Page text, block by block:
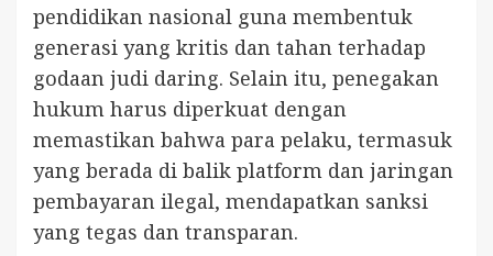
pendidikan nasional guna membentuk
generasi yang kritis dan tahan terhadap
godaan judi daring. Selain itu, penegakan
hukum harus diperkuat dengan
memastikan bahwa para pelaku, termasuk
yang berada di balik platform dan jaringan
pembayaran ilegal, mendapatkan sanksi
yang tegas dan transparan.